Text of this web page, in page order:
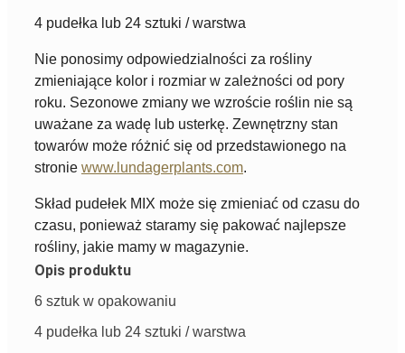
4 pudełka lub 24 sztuki / warstwa
Nie ponosimy odpowiedzialności za rośliny
zmieniające kolor i rozmiar w zależności od pory
roku. Sezonowe zmiany we wzroście roślin nie są
uważane za wadę lub usterkę. Zewnętrzny stan
towarów może różnić się od przedstawionego na
stronie www.lundagerplants.com.
Skład pudełek MIX może się zmieniać od czasu do
czasu, ponieważ staramy się pakować najlepsze
rośliny, jakie mamy w magazynie.
Opis produktu
6 sztuk w opakowaniu
4 pudełka lub 24 sztuki / warstwa